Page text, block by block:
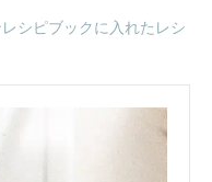
シピブックに入れたレシ